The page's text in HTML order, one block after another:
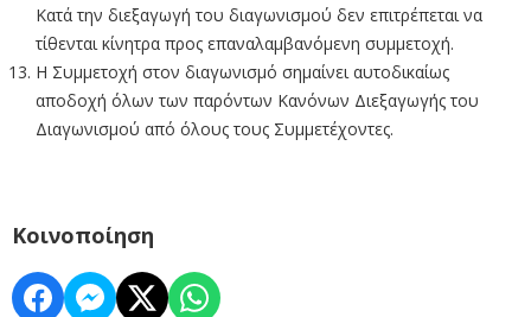
Κατά την διεξαγωγή του διαγωνισμού δεν επιτρέπεται να
τίθενται κίνητρα προς επαναλαμβανόμενη συμμετοχή.
Η Συμμετοχή στον διαγωνισμό σημαίνει αυτοδικαίως
αποδοχή όλων των παρόντων Κανόνων Διεξαγωγής του
Διαγωνισμού από όλους τους Συμμετέχοντες.
Κοινοποίηση